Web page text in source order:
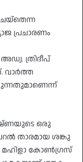
പ്രചാരണം
ത്രിദീപ്
വാർത്ത
ഒരു
താരമായ ശങ്കു
മഹിളാ കോണ്‍ഗ്രസ്